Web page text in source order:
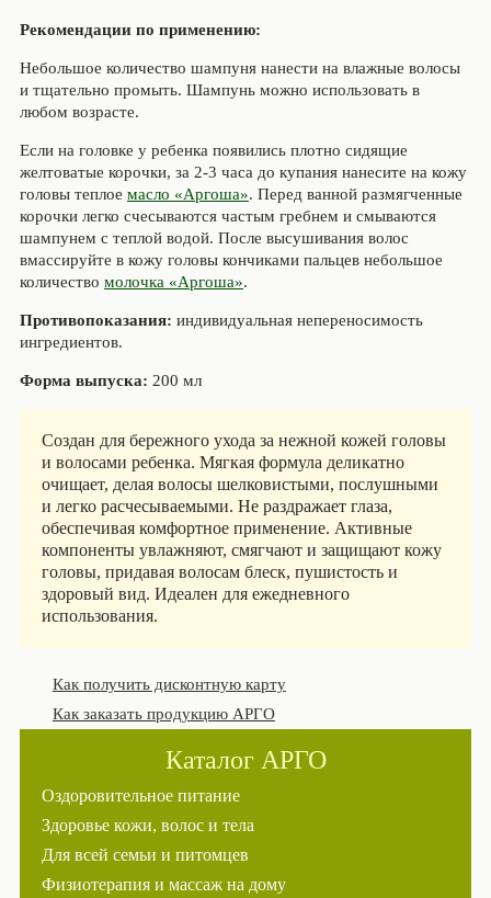
Рекомендации по применению:
Небольшое количество шампуня нанести на влажные волосы
и тщательно промыть. Шампунь можно использовать в
любом возрасте.
Если на головке у ребенка появились плотно сидящие
желтоватые корочки, за 2-3 часа до купания нанесите на кожу
головы теплое масло «Аргоша». Перед ванной размягченные
корочки легко счесываются частым гребнем и смываются
шампунем с теплой водой. После высушивания волос
вмассируйте в кожу головы кончиками пальцев небольшое
количество молочка «Аргоша».
Противопоказания: индивидуальная непереносимость
ингредиентов.
Форма выпуска: 200 мл
Создан для бережного ухода за нежной кожей головы
и волосами ребенка. Мягкая формула деликатно
очищает, делая волосы шелковистыми, послушными
и легко расчесываемыми. Не раздражает глаза,
обеспечивая комфортное применение. Активные
компоненты увлажняют, смягчают и защищают кожу
головы, придавая волосам блеск, пушистость и
здоровый вид. Идеален для ежедневного
использования.
Как получить дисконтную карту
Как заказать продукцию АРГО
Каталог АРГО
Оздоровительное питание
Здоровье кожи, волос и тела
Для всей семьи и питомцев
Физиотерапия и массаж на дому